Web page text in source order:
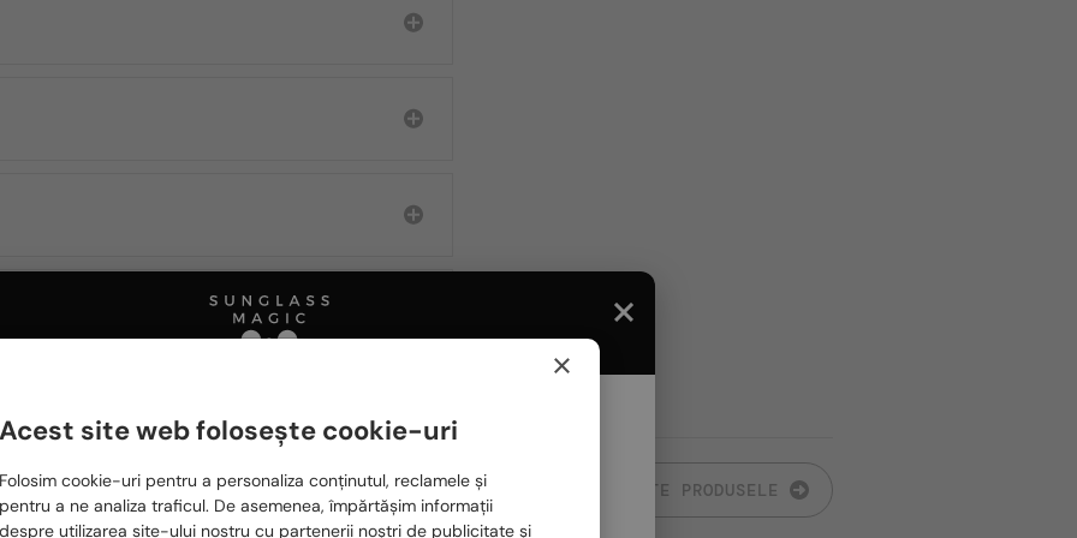
FIȚI INTERESAȚI ȘI DE TOATE PRODUSELE
Te rugăm să alegi din listă țara potrivită pentru tine:
România / RO
×
Acest site web folosește cookie-uri
Folosim cookie-uri pentru a personaliza conținutul, reclamele și
pentru a ne analiza traficul. De asemenea, împărtășim informații
despre utilizarea site-ului nostru cu partenerii noștri de publicitate și